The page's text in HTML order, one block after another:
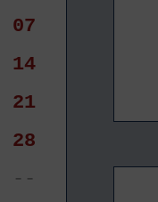
07
14
21
28
--